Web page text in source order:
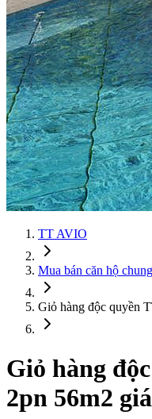
TT AVIO
Mua bán căn hộ
Giỏ hàng độc quyền
Giỏ hàng
2pn 56m2